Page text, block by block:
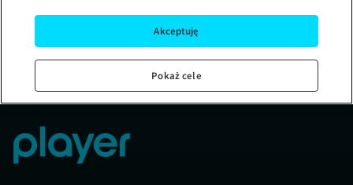
Akceptuję
Pokaż cele